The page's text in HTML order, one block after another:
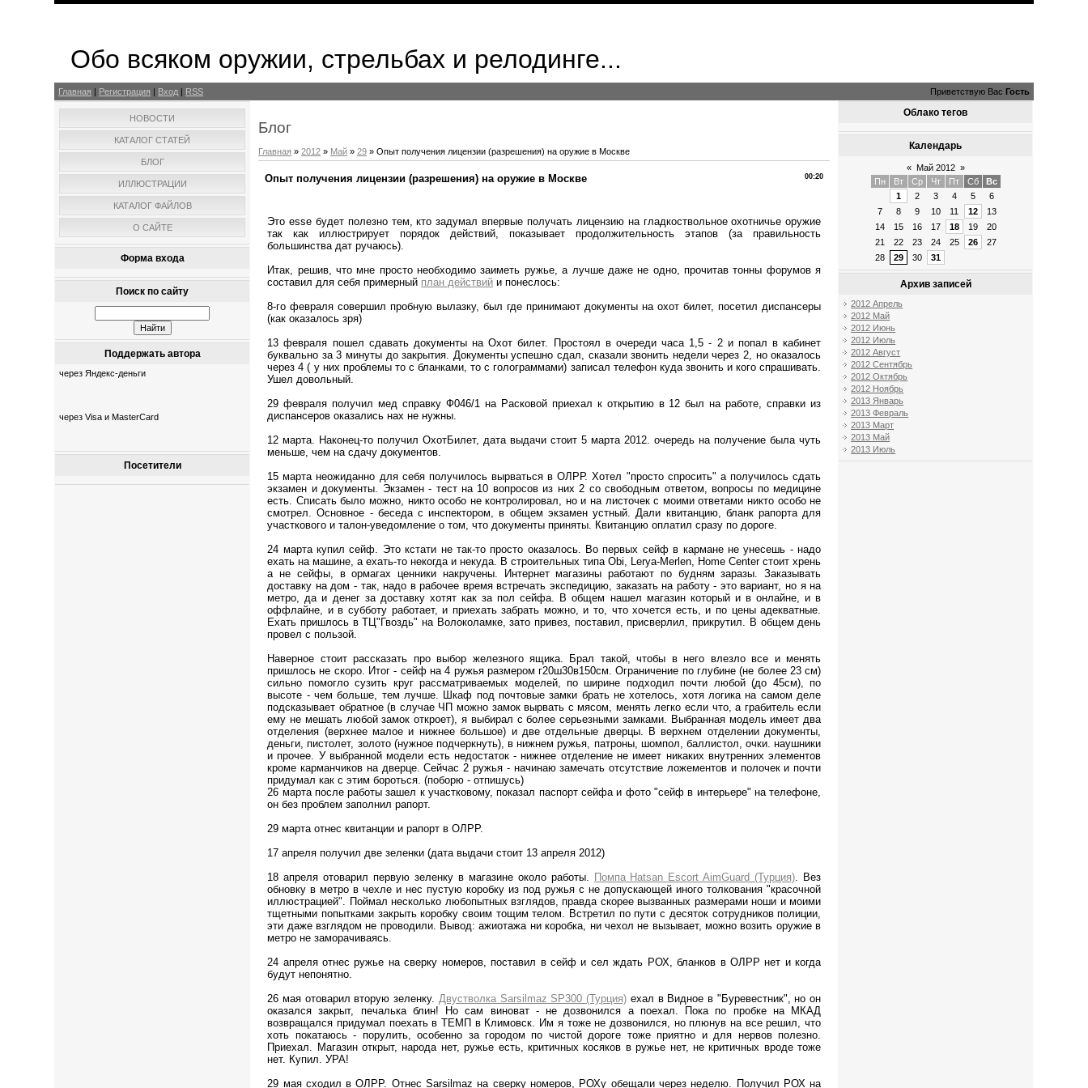
Обо всяком оружии, стрельбах и релодинге...
Главная | Регистрация | Вход | RSS Приветствую Вас Гость
НОВОСТИ
КАТАЛОГ СТАТЕЙ
БЛОГ
ИЛЛЮСТРАЦИИ
КАТАЛОГ ФАЙЛОВ
О САЙТЕ
Форма входа
Поиск по сайту
Поддержать автора
через Яндекс-деньги
через Visa и MasterCard
Посетители
Блог
Главная »2012 » Май » 29 » Опыт получения лицензии (разрешения) на оружие в Москве
00:20
Опыт получения лицензии (разрешения) на оружие в Москве
Это esse будет полезно тем, кто задумал впервые получать лицензию на гладкоствольное охотничье оружие
так как иллюстрирует порядок действий, показывает продолжительность этапов (за правильность
большинства дат ручаюсь).
Итак, решив, что мне просто необходимо заиметь ружье, а лучше даже не одно, прочитав тонны форумов я
составил для себя примерный план действий и понеслось:
8-го февраля совершил пробную вылазку, был где принимают документы на охот билет, посетил диспансеры
(как оказалось зря)
13 февраля пошел сдавать документы на Охот билет. Простоял в очереди часа 1,5 - 2 и попал в кабинет
буквально за 3 минуты до закрытия. Документы успешно сдал, сказали звонить недели через 2, но оказалось
через 4 ( у них проблемы то с бланками, то с голограммами) записал телефон куда звонить и кого спрашивать.
Ушел довольный.
29 февраля получил мед справку Ф046/1 на Расковой приехал к открытию в 12 был на работе, справки из
диспансеров оказались нах не нужны.
12 марта. Наконец-то получил ОхотБилет, дата выдачи стоит 5 марта 2012. очередь на получение была чуть
меньше, чем на сдачу документов.
15 марта неожиданно для себя получилось вырваться в ОЛРР. Хотел "просто спросить" а получилось сдать
экзамен и документы. Экзамен - тест на 10 вопросов из них 2 со свободным ответом, вопросы по медицине
есть. Списать было можно, никто особо не контролировал, но и на листочек с моими ответами никто особо не
смотрел. Основное - беседа с инспектором, в общем экзамен устный. Дали квитанцию, бланк рапорта для
участкового и талон-уведомление о том, что документы приняты. Квитанцию оплатил сразу по дороге.
24 марта купил сейф. Это кстати не так-то просто оказалось. Во первых сейф в кармане не унесешь - надо
ехать на машине, а ехать-то некогда и некуда. В строительных типа Obi, Lerya-Merlen, Home Center стоит хрень
а не сейфы, в ормагах ценники накручены. Интернет магазины работают по будням заразы. Заказывать
доставку на дом - так, надо в рабочее время встречать экспедицию, заказать на работу - это вариант, но я на
метро, да и денег за доставку хотят как за пол сейфа. В общем нашел магазин который и в онлайне, и в
оффлайне, и в субботу работает, и приехать забрать можно, и то, что хочется есть, и по цены адекватные.
Ехать пришлось в ТЦ"Гвоздь" на Волоколамке, зато привез, поставил, присверлил, прикрутил. В общем день
провел с пользой.
Наверное стоит рассказать про выбор железного ящика. Брал такой, чтобы в него влезло все и менять
пришлось не скоро. Итог - сейф на 4 ружья размером г20ш30в150см. Ограничение по глубине (не более 23 см)
сильно помогло сузить круг рассматриваемых моделей, по ширине подходил почти любой (до 45см), по
высоте - чем больше, тем лучше. Шкаф под почтовые замки брать не хотелось, хотя логика на самом деле
подсказывает обратное (в случае ЧП можно замок вырвать с мясом, менять легко если что, а грабитель если
ему не мешать любой замок откроет), я выбирал с более серьезными замками. Выбранная модель имеет два
отделения (верхнее малое и нижнее большое) и две отдельные дверцы. В верхнем отделении документы,
деньги, пистолет, золото (нужное подчеркнуть), в нижнем ружья, патроны, шомпол, баллистол, очки. наушники
и прочее. У выбранной модели есть недостаток - нижнее отделение не имеет никаких внутренних элементов
кроме карманчиков на дверце. Сейчас 2 ружья - начинаю замечать отсутствие ложементов и полочек и почти
придумал как с этим бороться. (поборю - отпишусь)
26 марта после работы зашел к участковому, показал паспорт сейфа и фото "сейф в интерьере" на телефоне,
он без проблем заполнил рапорт.
29 марта отнес квитанции и рапорт в ОЛРР.
17 апреля получил две зеленки (дата выдачи стоит 13 апреля 2012)
18 апреля отоварил первую зеленку в магазине около работы. Помпа Hatsan Escort AimGuard (Турция) . Вез
обновку в метро в чехле и нес пустую коробку из под ружья с не допускающей иного толкования "красочной
иллюстрацией". Поймал несколько любопытных взглядов, правда скорее вызванных размерами ноши и моими
тщетными попытками закрыть коробку своим тощим телом. Встретил по пути с десяток сотрудников полиции,
эти даже взглядом не проводили. Вывод: ажиотажа ни коробка, ни чехол не вызывает, можно возить оружие в
метро не заморачиваясь.
24 апреля отнес ружье на сверку номеров, поставил в сейф и сел ждать РОХ, бланков в ОЛРР нет и когда
будут непонятно.
26 мая отоварил вторую зеленку. Двустволка Sarsilmaz SP300 (Турция) ехал в Видное в "Буревестник", но он
оказался закрыт, печалька блин! Но сам виноват - не дозвонился а поехал. Пока по пробке на МКАД
возвращался придумал поехать в ТЕМП в Климовск. Им я тоже не дозвонился, но плюнув на все решил, что
хоть покатаюсь - порулить, особенно за городом по чистой дороге тоже приятно и для нервов полезно.
Приехал. Магазин открыт, народа нет, ружье есть, критичных косяков в ружье нет, не критичных вроде тоже
нет. Купил. УРА!
29 мая сходил в ОЛРР. Отнес Sarsilmaz на сверку номеров, РОХу обещали через неделю. Получил РОХ на
Облако тегов
Календарь
« Май 2012 »
Пн
Вт Ср Чт Пт Сб
Вс
1
2 3 4 5
6
7
8 9 10 11 12
13
14
15 16 17 18 19
20
21
22 23 24 25 26
27
28
29 30 31
Архив записей
2012 Апрель
2012 Май
2012 Июнь
2012 Июль
2012 Август
2012 Сентябрь
2012 Октябрь
2012 Ноябрь
2013 Январь
2013 Февраль
2013 Март
2013 Май
2013 Июль